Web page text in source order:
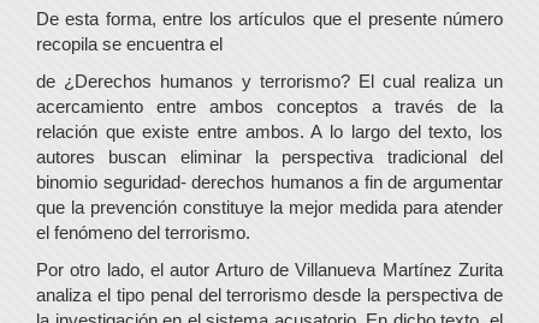
De esta forma, entre los artículos que el presente número
recopila se encuentra el
de ¿Derechos humanos y terrorismo? El cual realiza un
acercamiento entre ambos conceptos a través de la
relación que existe entre ambos. A lo largo del texto, los
autores buscan eliminar la perspectiva tradicional del
binomio seguridad- derechos humanos a fin de argumentar
que la prevención constituye la mejor medida para atender
el fenómeno del terrorismo.
Por otro lado, el autor Arturo de Villanueva Martínez Zurita
analiza el tipo penal del terrorismo desde la perspectiva de